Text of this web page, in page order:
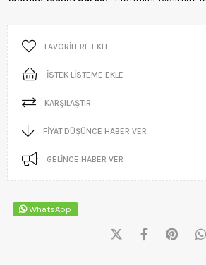
FAVORILERE EKLE
İSTEK LISTEME EKLE
KARŞILAŞTIR
FIYAT DÜŞÜNCE HABER VER
GELINCE HABER VER
WhatsApp